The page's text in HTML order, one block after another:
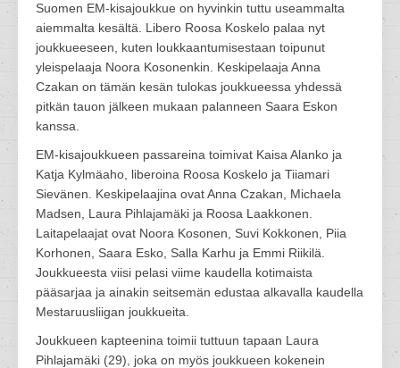
Suomen EM-kisajoukkue on hyvinkin tuttu useammalta
aiemmalta kesältä. Libero Roosa Koskelo palaa nyt
joukkueeseen, kuten loukkaantumisestaan toipunut
yleispelaaja Noora Kosonenkin. Keskipelaaja Anna
Czakan on tämän kesän tulokas joukkueessa yhdessä
pitkän tauon jälkeen mukaan palanneen Saara Eskon
kanssa.
EM-kisajoukkueen passareina toimivat Kaisa Alanko ja
Katja Kylmäaho, liberoina Roosa Koskelo ja Tiiamari
Sievänen. Keskipelaajina ovat Anna Czakan, Michaela
Madsen, Laura Pihlajamäki ja Roosa Laakkonen.
Laitapelaajat ovat Noora Kosonen, Suvi Kokkonen, Piia
Korhonen, Saara Esko, Salla Karhu ja Emmi Riikilä.
Joukkueesta viisi pelasi viime kaudella kotimaista
pääsarjaa ja ainakin seitsemän edustaa alkavalla kaudella
Mestaruusliigan joukkueita.
Joukkueen kapteenina toimii tuttuun tapaan Laura
Pihlajamäki (29), joka on myös joukkueen kokenein